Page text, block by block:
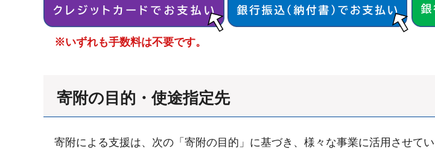
※いずれも手数料は不要です。
寄附の目的・使途指定先
寄附による支援は、次の「寄附の目的」に基づき、様々な事業に活用させてい